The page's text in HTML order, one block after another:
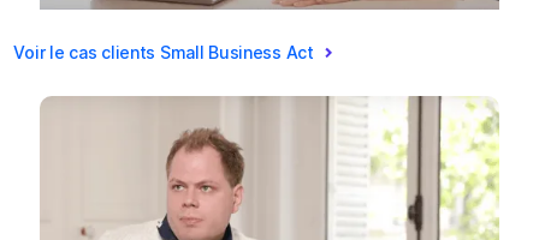
Voir le cas clients Small Business Act